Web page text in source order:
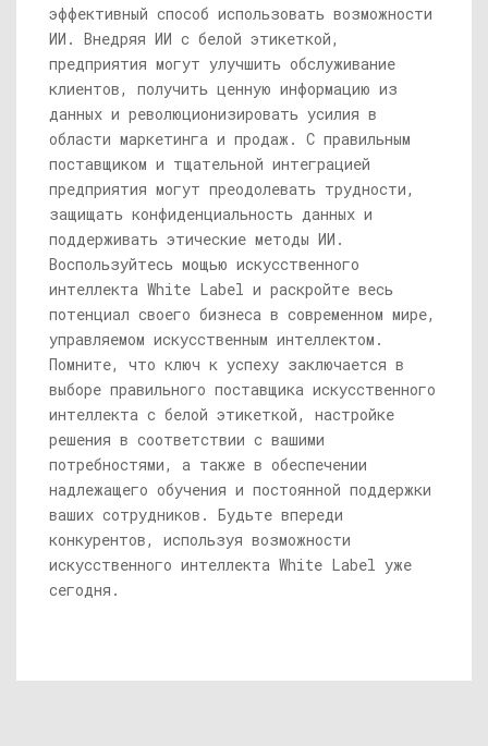
эффективный способ использовать возможности
ИИ. Внедряя ИИ с белой этикеткой,
предприятия могут улучшить обслуживание
клиентов, получить ценную информацию из
данных и революционизировать усилия в
области маркетинга и продаж. С правильным
поставщиком и тщательной интеграцией
предприятия могут преодолевать трудности,
защищать конфиденциальность данных и
поддерживать этические методы ИИ.
Воспользуйтесь мощью искусственного
интеллекта White Label и раскройте весь
потенциал своего бизнеса в современном мире,
управляемом искусственным интеллектом.
Помните, что ключ к успеху заключается в
выборе правильного поставщика искусственного
интеллекта с белой этикеткой, настройке
решения в соответствии с вашими
потребностями, а также в обеспечении
надлежащего обучения и постоянной поддержки
ваших сотрудников. Будьте впереди
конкурентов, используя возможности
искусственного интеллекта White Label уже
сегодня.